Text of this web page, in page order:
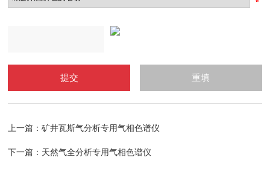
上一篇：矿井瓦斯气分析专用气相色谱仪
下一篇： 天然气全分析专用气相色谱仪